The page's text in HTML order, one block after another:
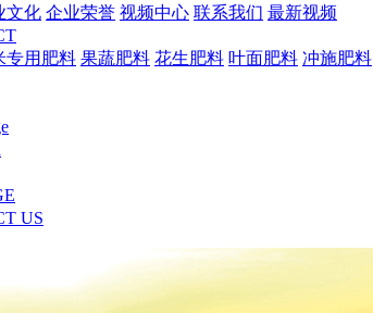
文化 企业荣誉 视频中心 联系我们 最新视频
专用肥料 果蔬肥料 花生肥料 叶面肥料 冲施肥料
US